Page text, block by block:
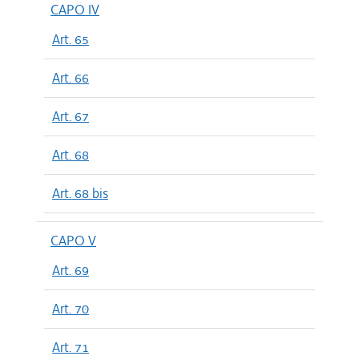
CAPO IV
Art. 65
Art. 66
Art. 67
Art. 68
Art. 68 bis
CAPO V
Art. 69
Art. 70
Art. 71